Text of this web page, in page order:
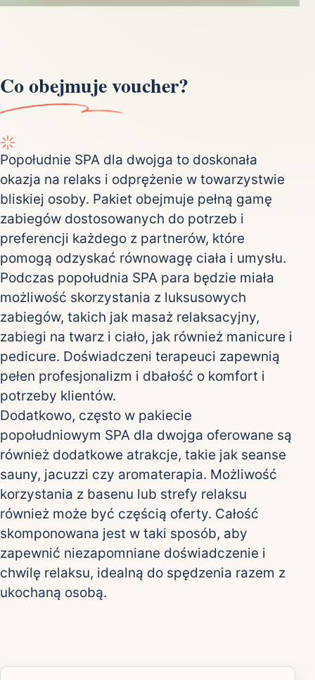
Co obejmuje voucher?
Popołudnie SPA dla dwojga to doskonała
okazja na relaks i odprężenie w towarzystwie
bliskiej osoby. Pakiet obejmuje pełną gamę
zabiegów dostosowanych do potrzeb i
preferencji każdego z partnerów, które
pomogą odzyskać równowagę ciała i umysłu.
Podczas popołudnia SPA para będzie miała
możliwość skorzystania z luksusowych
zabiegów, takich jak masaż relaksacyjny,
zabiegi na twarz i ciało, jak również manicure i
pedicure. Doświadczeni terapeuci zapewnią
pełen profesjonalizm i dbałość o komfort i
potrzeby klientów.
Dodatkowo, często w pakiecie
popołudniowym SPA dla dwojga oferowane są
również dodatkowe atrakcje, takie jak seanse
sauny, jacuzzi czy aromaterapia. Możliwość
korzystania z basenu lub strefy relaksu
również może być częścią oferty. Całość
skomponowana jest w taki sposób, aby
zapewnić niezapomniane doświadczenie i
chwilę relaksu, idealną do spędzenia razem z
ukochaną osobą.